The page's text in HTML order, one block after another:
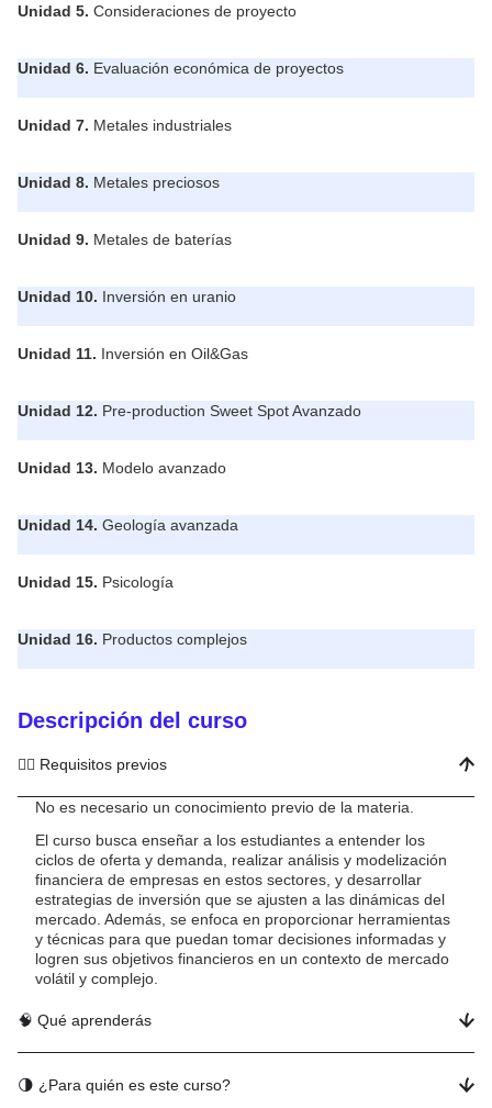
Unidad 5. Consideraciones de proyecto
Unidad 6. Evaluación económica de proyectos
Unidad 7. Metales industriales
Unidad 8. Metales preciosos
Unidad 9. Metales de baterías
Unidad 10. Inversión en uranio
Unidad 11. Inversión en Oil&Gas
Unidad 12. Pre-production Sweet Spot Avanzado
Unidad 13. Modelo avanzado
Unidad 14. Geología avanzada
Unidad 15. Psicología
Unidad 16. Productos complejos
Descripción del curso
✍🏻 Requisitos previos
No es necesario un conocimiento previo de la materia.
El curso busca enseñar a los estudiantes a entender los
ciclos de oferta y demanda, realizar análisis y modelización
financiera de empresas en estos sectores, y desarrollar
estrategias de inversión que se ajusten a las dinámicas del
mercado. Además, se enfoca en proporcionar herramientas
y técnicas para que puedan tomar decisiones informadas y
logren sus objetivos financieros en un contexto de mercado
volátil y complejo.
🧠 Qué aprenderás
🌗 ¿Para quién es este curso?